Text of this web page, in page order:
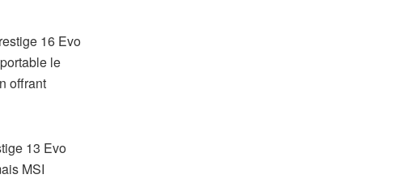
16 Evo
le
offrant
13 Evo
MSI